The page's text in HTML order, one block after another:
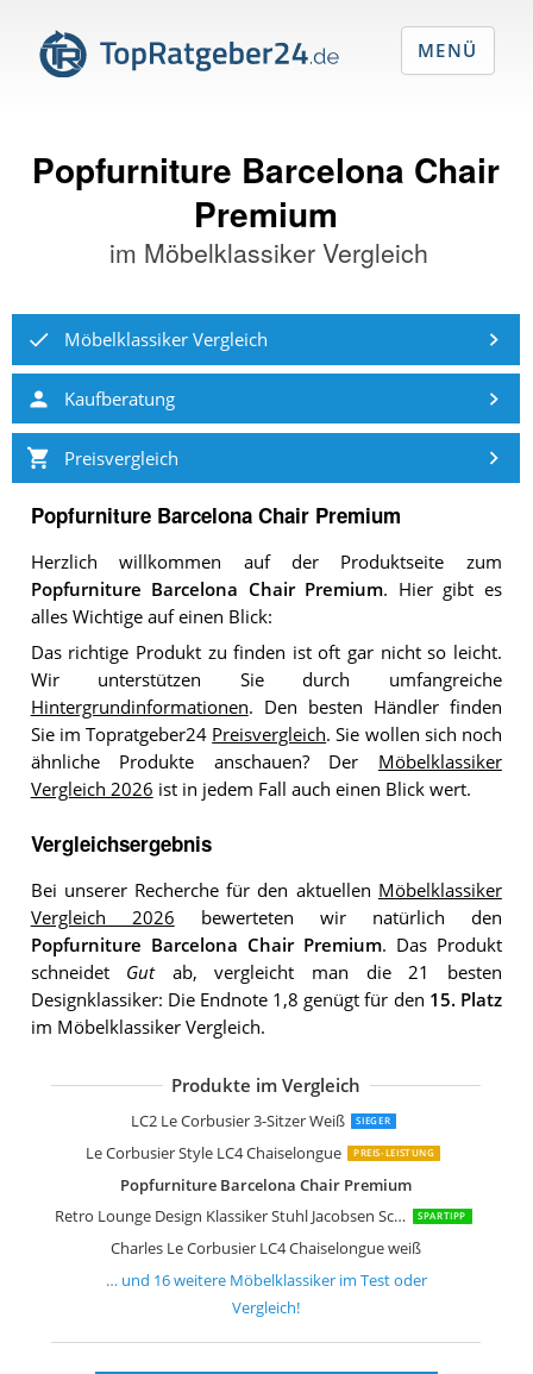
Popfurniture Barcelona Chair
Premium
im Möbelklassiker Vergleich
Möbelklassiker Vergleich
Kaufberatung
Preisvergleich
Popfurniture Barcelona Chair Premium
Herzlich willkommen auf der Produktseite zum
Popfurniture Barcelona Chair Premium. Hier gibt es
alles Wichtige auf einen Blick:
Das richtige Produkt zu finden ist oft gar nicht so leicht.
Wir unterstützen Sie durch umfangreiche
Hintergrundinformationen. Den besten Händler finden
Sie im Topratgeber24 Preisvergleich. Sie wollen sich noch
ähnliche Produkte anschauen? Der Möbelklassiker
Vergleich 2026 ist in jedem Fall auch einen Blick wert.
Vergleichsergebnis
Bei unserer Recherche für den aktuellen Möbelklassiker
Vergleich 2026 bewerteten wir natürlich den
Popfurniture Barcelona Chair Premium. Das Produkt
schneidet Gutab, vergleicht man die 21 besten
Designklassiker: Die Endnote 1,8 genügt für den 15. Platz
im Möbelklassiker Vergleich.
Produkte im Vergleich
LC2 Le Corbusier 3-Sitzer Weiß SIEGER
Le Corbusier Style LC4 Chaiselongue PREIS-LEISTUNG
Popfurniture Barcelona Chair Premium
Retro Lounge Design Klassiker Stuhl Jacobsen Schwarz
SPARTIPP
Charles Le Corbusier LC4 Chaiselongue weiß
Le Corbusier LC2 Petit Komfort Sofa
Charles L Corbusier LC2-2 2-Sitzer-
ElleDesign 3-Sitzer-Sofa Edelstahl
Design Retro Lounge Sessel Sitzei,
Design Retro Lounge Sessel Sitzei,
Design Retro Lounge Sessel Sitzei,
Relaxsessel Wohnzimmer Bequem
Furnwise Premium Moderner
Furnwise Premium Moderner
Furnwise Premium Moderner
Retro Lounge Design Klassiker Stuhl
… und 16weitere Möbelklassikerim Test oder
Vergleich!
MENÜ